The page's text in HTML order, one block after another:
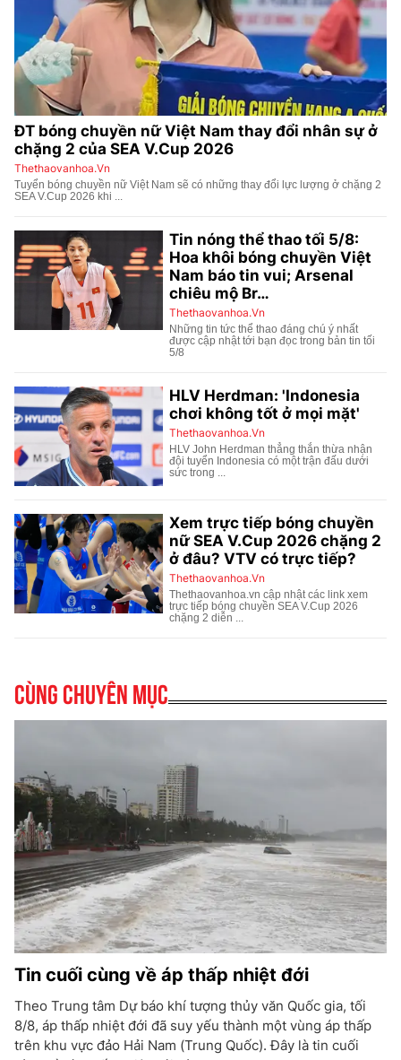
Cùng chuyên mục
Tin cuối cùng về áp thấp nhiệt đới
Theo Trung tâm Dự báo khí tượng thủy văn Quốc gia, tối
8/8, áp thấp nhiệt đới đã suy yếu thành một vùng áp thấp
trên khu vực đảo Hải Nam (Trung Quốc). Đây là tin cuối